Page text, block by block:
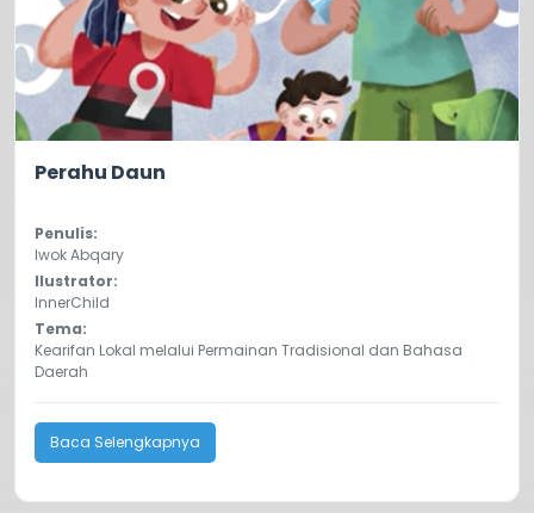
Perahu Daun
Penulis:
Iwok Abqary
Ilustrator:
InnerChild
Tema:
Kearifan Lokal melalui Permainan Tradisional dan Bahasa
Daerah
Baca Selengkapnya